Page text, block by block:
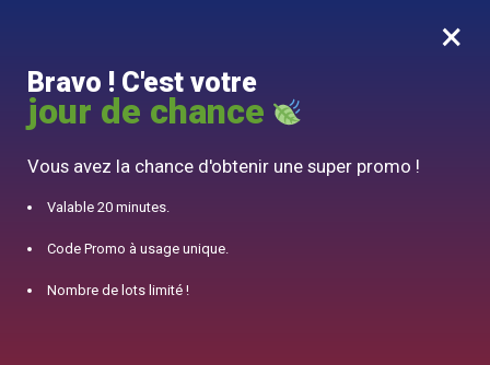
0
10% offert pour 50€ d’achats avec le code DJINN10
×
Bravo ! C'est votre
jour de chance
Vous avez la chance d'obtenir une super promo !
Valable 20 minutes.
Code Promo à usage unique.
Nombre de lots limité !